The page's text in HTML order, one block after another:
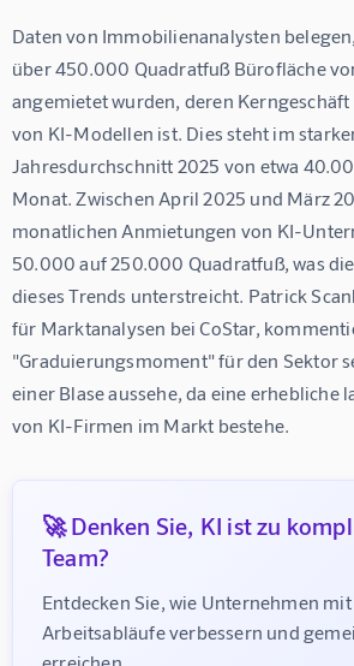
Daten von Immobilienanalysten
über 450.000 Quadratfuß Bürofläche
angemietet wurden, deren
von KI-Modellen ist. Dies steht im
Jahresdurchschnitt 2025 von etwa
Monat. Zwischen April 2025 und März
monatlichen Anmietungen von KI-
50.000 auf 250.000 Quadratfuß, was
dieses Trends unterstreicht. Patrick
für Marktanalysen bei CoStar,
"Graduierungsmoment" für den Sektor
einer Blase aussehe, da eine erhebliche
von KI-Firmen im Markt bestehe.
🚀 Denken Sie, KI ist zu
Team?
Entdecken Sie, wie Unternehmen
Arbeitsabläufe verbessern und
erreichen.